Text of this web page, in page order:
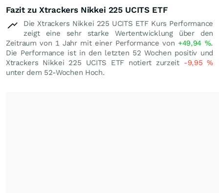
Fazit zu Xtrackers Nikkei 225 UCITS ETF
Die Xtrackers Nikkei 225 UCITS ETF Kurs Performance
zeigt eine sehr starke Wertentwicklung über den
Zeitraum von 1 Jahr mit einer Performance von +49,94 %.
Die Performance ist in den letzten 52 Wochen positiv und
Xtrackers Nikkei 225 UCITS ETF notiert zurzeit -9,95%
unter dem 52-Wochen Hoch.